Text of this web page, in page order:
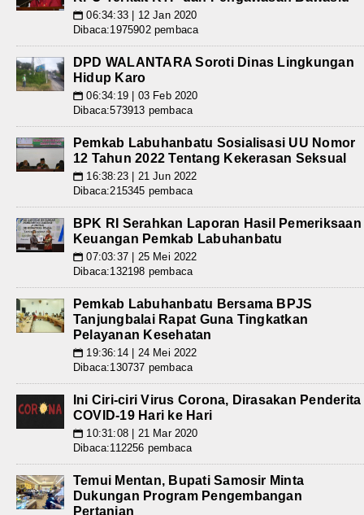
📅 06:34:33 | 12 Jan 2020
Dibaca:1975902 pembaca
DPD WALANTARA Soroti Dinas Lingkungan
Hidup Karo
📅 06:34:19 | 03 Feb 2020
Dibaca:573913 pembaca
Pemkab Labuhanbatu Sosialisasi UU Nomor
12 Tahun 2022 Tentang Kekerasan Seksual
📅 16:38:23 | 21 Jun 2022
Dibaca:215345 pembaca
BPK RI Serahkan Laporan Hasil Pemeriksaan
Keuangan Pemkab Labuhanbatu
📅 07:03:37 | 25 Mei 2022
Dibaca:132198 pembaca
Pemkab Labuhanbatu Bersama BPJS
Tanjungbalai Rapat Guna Tingkatkan
Pelayanan Kesehatan
📅 19:36:14 | 24 Mei 2022
Dibaca:130737 pembaca
Ini Ciri-ciri Virus Corona, Dirasakan Penderita
COVID-19 Hari ke Hari
📅 10:31:08 | 21 Mar 2020
Dibaca:112256 pembaca
Temui Mentan, Bupati Samosir Minta
Dukungan Program Pengembangan
Pertanian